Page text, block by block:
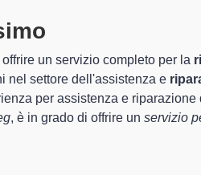
esperienza pluriennale nel
Aeg a Persico
interventi di diverse tipologie